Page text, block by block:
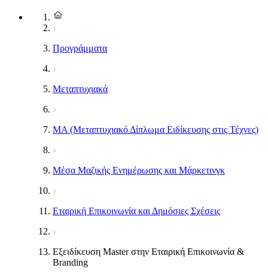
Προγράμματα
Μεταπτυχιακά
MA (Μεταπτυχιακό Δίπλωμα Ειδίκευσης στις Τέχνες)
Μέσα Μαζικής Ενημέρωσης και Μάρκετινγκ
Εταιρική Επικοινωνία και Δημόσιες Σχέσεις
Εξειδίκευση Master στην Εταιρική Επικοινωνία &
Branding